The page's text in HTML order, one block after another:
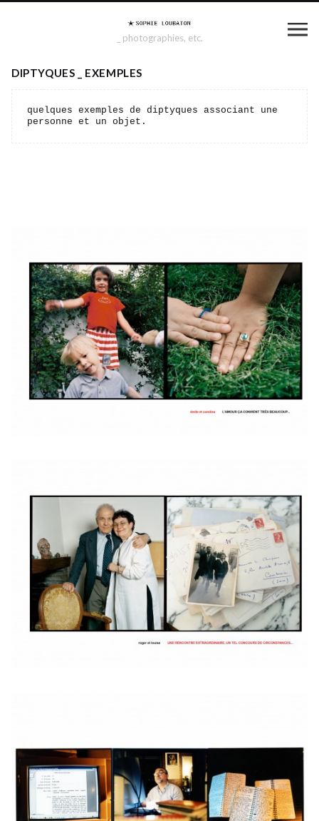
_ photographies, etc.
DIPTYQUES _ EXEMPLES
quelques exemples de diptyques associant une
personne et un objet.